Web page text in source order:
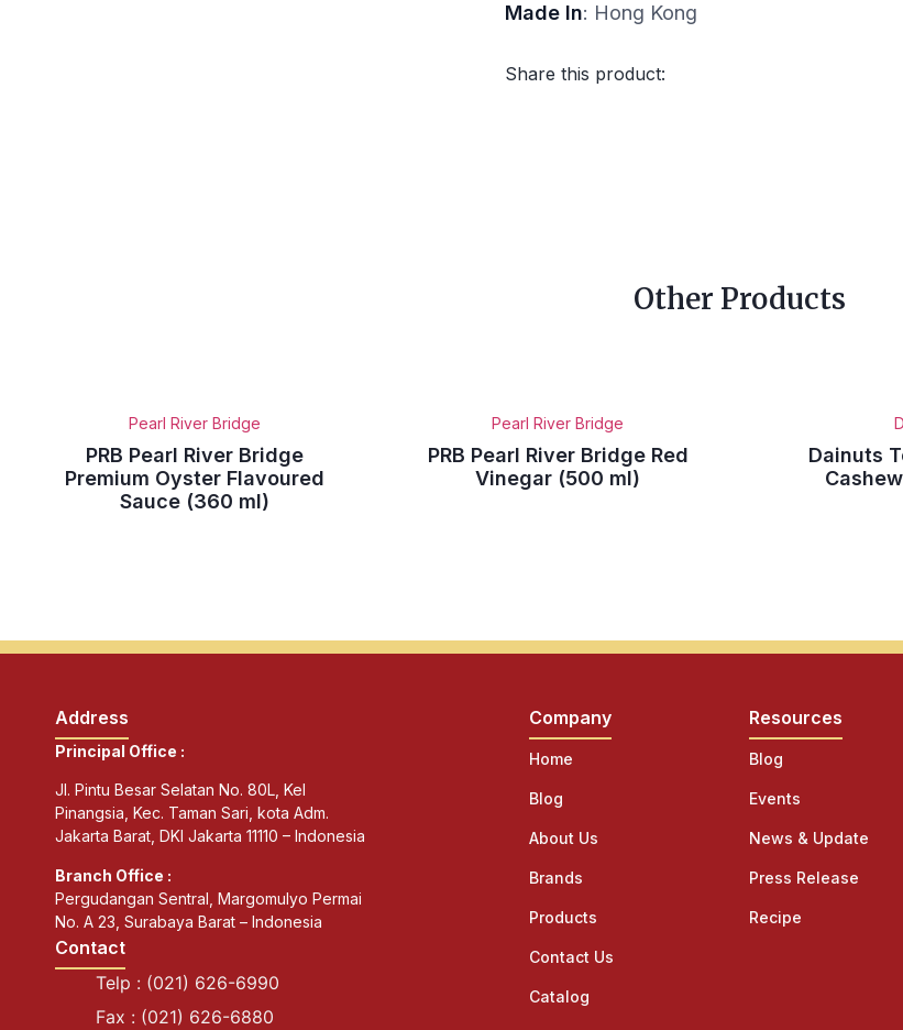
Made In: Hong Kong
Share this product:
Other Products
Pearl River Bridge
PRB Pearl River Bridge
Premium Oyster Flavoured
Sauce (360 ml)
Pearl River Bridge
PRB Pearl River Bridge Red
Vinegar (500 ml)
Dainuts
Address
Principal Office :
Jl. Pintu Besar Selatan No. 80L, Kel
Pinangsia, Kec. Taman Sari, kota Adm.
Jakarta Barat, DKI Jakarta 11110 – Indonesia
Branch Office :
Pergudangan Sentral, Margomulyo Permai
No. A 23, Surabaya Barat – Indonesia
Contact
Telp : (021) 626-6990
Fax : (021) 626-6880
Company
Home
Blog
About Us
Brands
Products
Contact Us
Catalog
Resources
Blog
Events
News & Update
Press Release
Recipe